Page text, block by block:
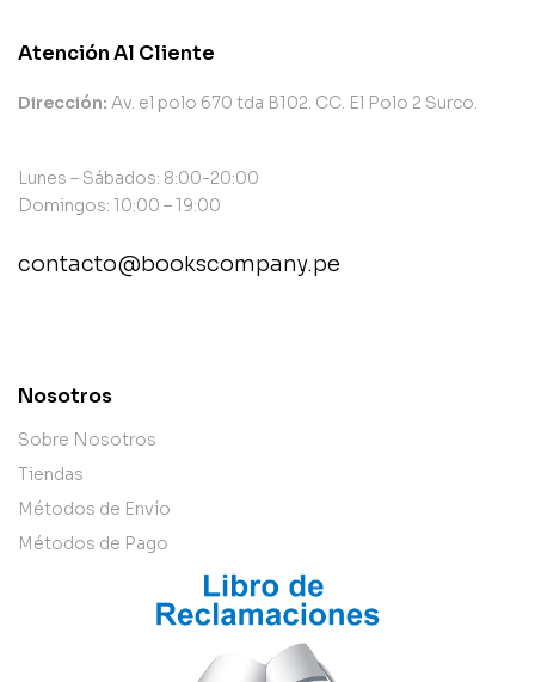
Atención Al Cliente
Dirección: Av. el polo 670 tda B102. CC. El Polo 2 Surco.
Lunes – Sábados: 8:00-20:00
Domingos: 10:00 – 19:00
contacto@bookscompany.pe
Nosotros
Sobre Nosotros
Tiendas
Métodos de Envío
Métodos de Pago